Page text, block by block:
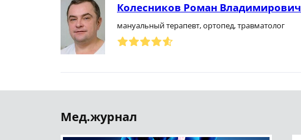
Колесников Роман Владимирович
мануальный терапевт, ортопед, травматолог
Мед.журнал